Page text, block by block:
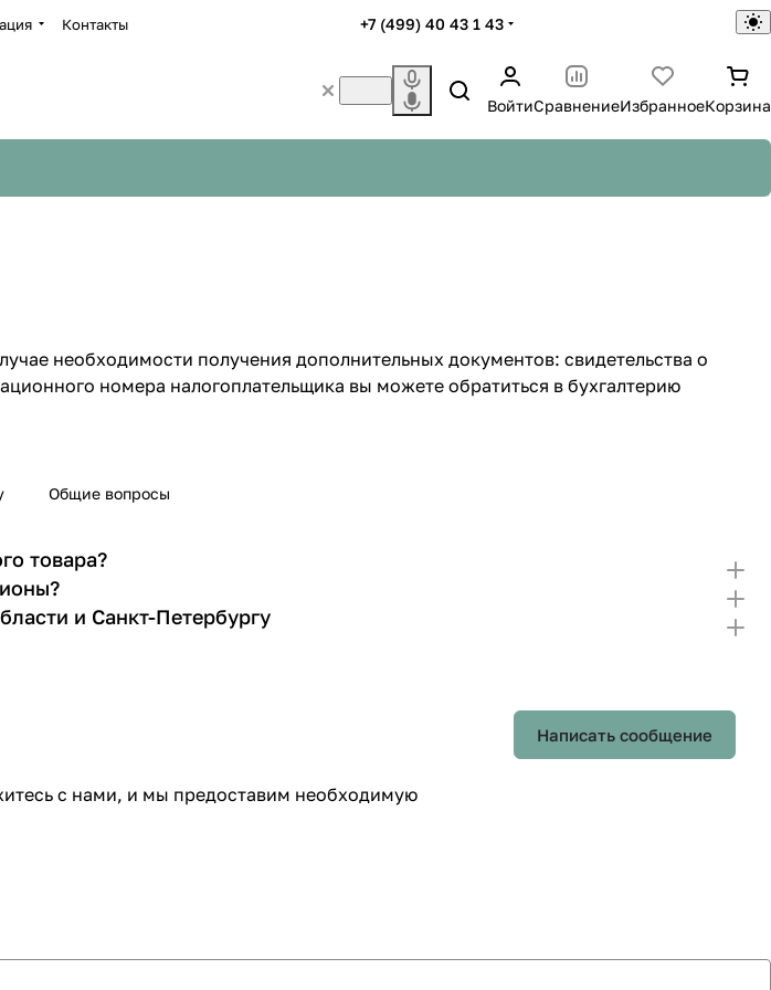
Контакты +7 (499) 40 43 1 43
ВойтиСравнениеИзбранноеКорзина
необходимости получения дополнительных документов: свидетельства о
номера налогоплательщика вы можете обратиться в бухгалтерию
Общие вопросы
товара?
и Санкт-Петербургу
с нами, и мы предоставим необходимую
Написать сообщение